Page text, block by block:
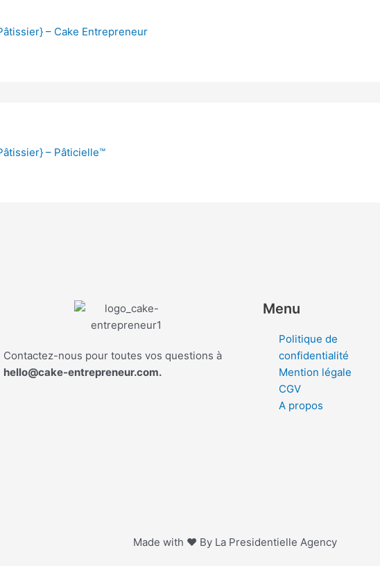
– Cake Entrepreneur
– Pâticielle™
Contactez-nous pour toutes vos questions à
hello@cake-entrepreneur.com.
Menu
Politique de
confidentialité
Mention légale
CGV
A propos
Made with ❤ By La Presidentielle Agency